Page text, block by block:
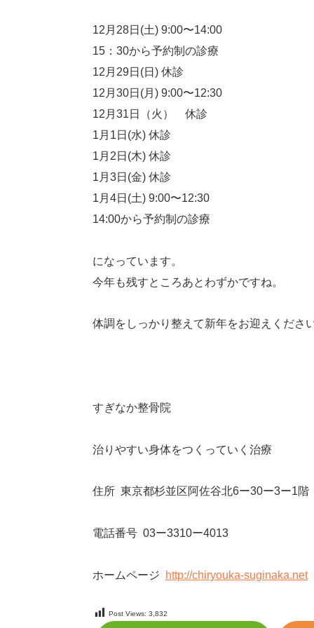
12月28日(土) 9:00〜14:00
15：30から予約制の診療
12月29日(日) 休診
12月30日(月) 9:00〜12:30
12月31日（火） 休診
1月1日(水) 休診
1月2日(木) 休診
1月3日(金) 休診
1月4日(土) 9:00〜12:30
14:00から予約制の診療
になっています。
今年も残すところあとわずかですね。
体調をしっかり整えて新年をお迎えくださ
すぎなか整骨院
治りやすい身体をつくっていく治療
住所 東京都杉並区阿佐谷北6ー30ー3ー1階
電話番号 03ー3310ー4013
ホームページ http://chiryouka-suginaka.net
Post Views: 3,832